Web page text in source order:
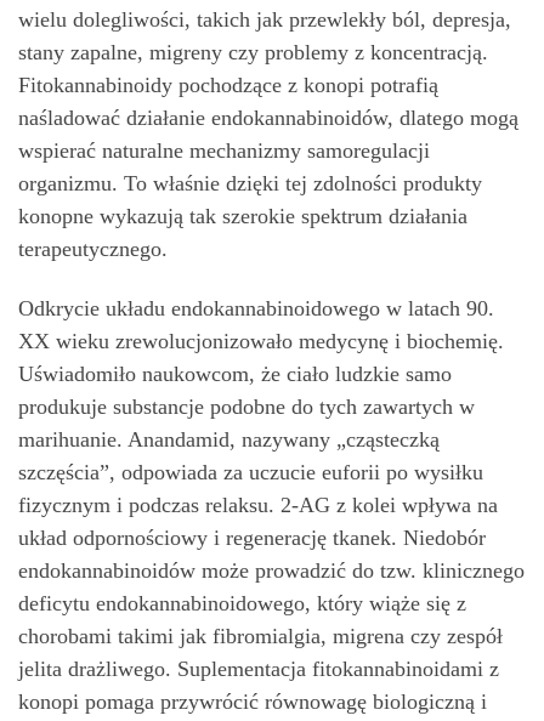
wielu dolegliwości, takich jak przewlekły ból, depresja,
stany zapalne, migreny czy problemy z koncentracją.
Fitokannabinoidy pochodzące z konopi potrafią
naśladować działanie endokannabinoidów, dlatego mogą
wspierać naturalne mechanizmy samoregulacji
organizmu. To właśnie dzięki tej zdolności produkty
konopne wykazują tak szerokie spektrum działania
terapeutycznego.
Odkrycie układu endokannabinoidowego w latach 90.
XX wieku zrewolucjonizowało medycynę i biochemię.
Uświadomiło naukowcom, że ciało ludzkie samo
produkuje substancje podobne do tych zawartych w
marihuanie. Anandamid, nazywany „cząsteczką
szczęścia”, odpowiada za uczucie euforii po wysiłku
fizycznym i podczas relaksu. 2-AG z kolei wpływa na
układ odpornościowy i regenerację tkanek. Niedobór
endokannabinoidów może prowadzić do tzw. klinicznego
deficytu endokannabinoidowego, który wiąże się z
chorobami takimi jak fibromialgia, migrena czy zespół
jelita drażliwego. Suplementacja fitokannabinoidami z
konopi pomaga przywrócić równowagę biologiczną i